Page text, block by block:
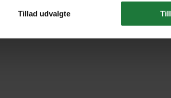
Tillad udvalgte